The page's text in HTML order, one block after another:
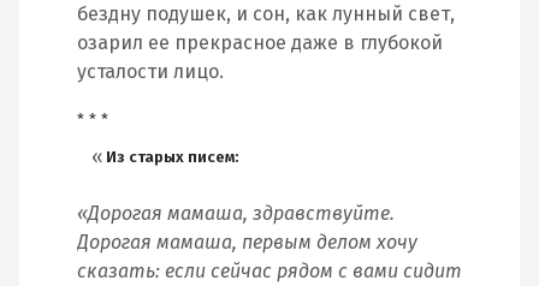
бездну подушек, и сон, как лунный свет,
озарил ее прекрасное даже в глубокой
усталости лицо.
* * *
Из старых писем:
«Дорогая мамаша, здравствуйте.
Дорогая мамаша, первым делом хочу
сказать: если сейчас рядом с вами сидит